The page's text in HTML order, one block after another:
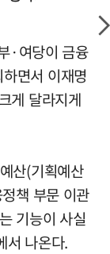
·여당이 금융
면서 이재명
게 달라지게
산(기획예산
책 부문 이관
기능이 사실
서 나온다.